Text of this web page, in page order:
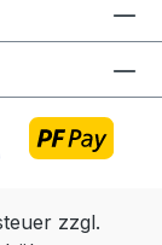
Whatsapp
zzgl.